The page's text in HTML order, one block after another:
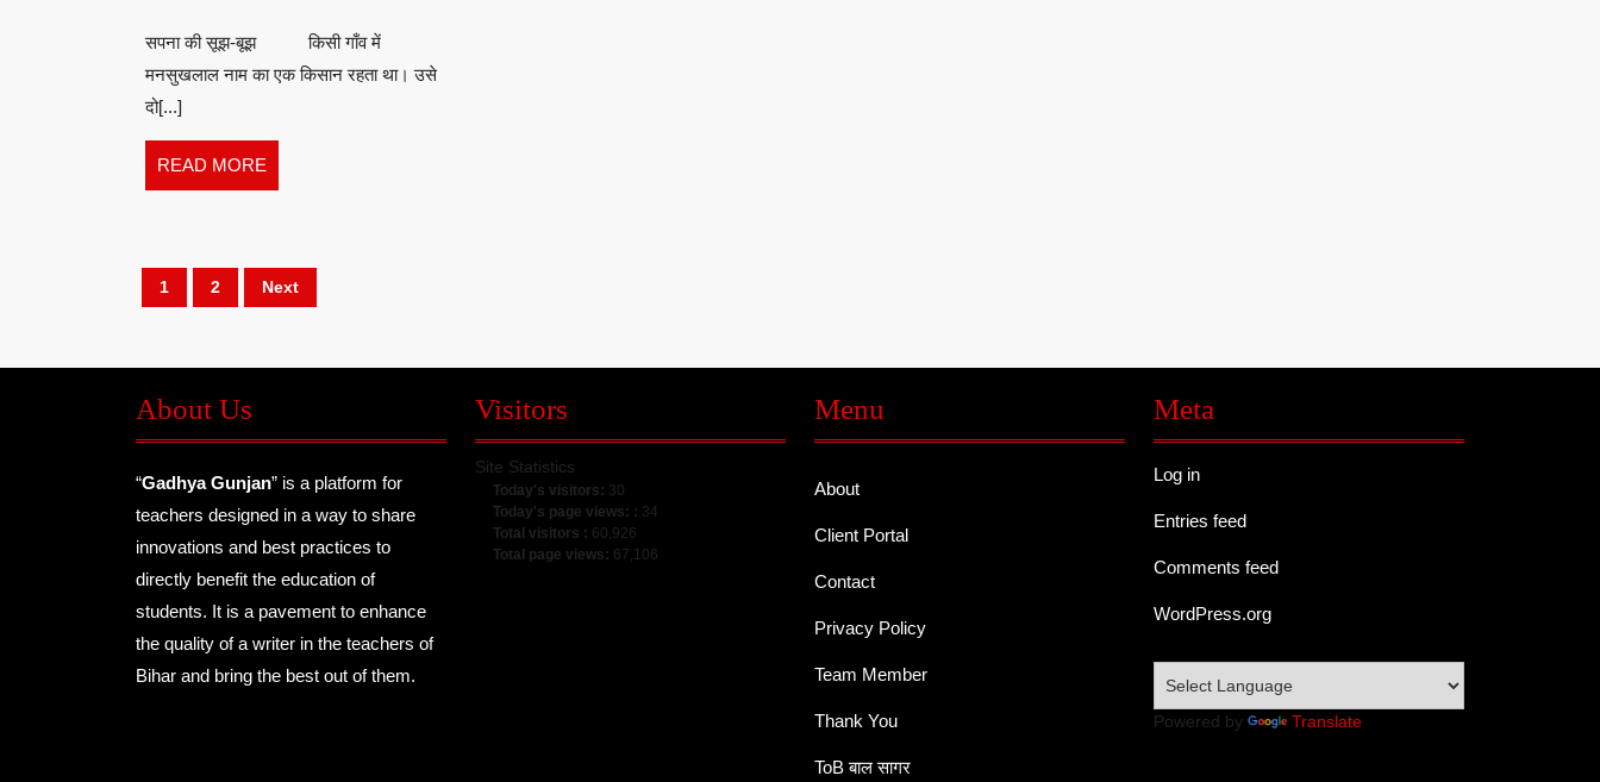
विजय
सपना की सूझ-बूझ किसी गाँव में
मनसुखलाल नाम का एक किसान रहता था। उसे
दो[...]
READ MORE
MORE
Posts
1 2 Next
About Us
“Gadhya Gunjan” is a platform for
teachers designed in a way to share
innovations and best practices to
directly benefit the education of
students. It is a pavement to enhance
the quality of a writer in the teachers of
Bihar and bring the best out of them.
Visitors
Site Statistics
Today's visitors: 30
Today's page views: : 34
Total visitors : 60,926
Total page views: 67,106
Menu
About
Client Portal
Contact
Privacy Policy
Team Member
Thank You
ToB बाल सागर
Meta
Log in
Entries feed
Comments feed
WordPress.org
Powered by Translate